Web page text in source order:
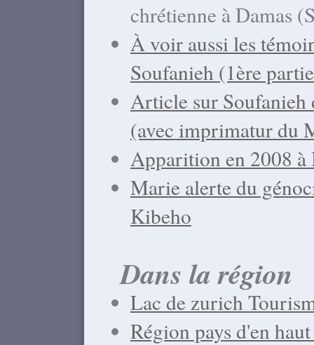
chrétienne à Damas
À voir aussi les
Soufanieh (1ère
Article sur Soufanieh
(avec imprimatur du
Apparition en 2008 à
Marie alerte du
Kibeho
Dans la région
Lac de zurich
Région pays d'en